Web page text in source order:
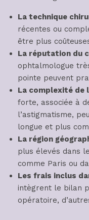
La technique
récentes ou
être plus
La réputation du
ophtalmologue
pointe peuvent
La complexité de
forte, associée à
l’astigmatisme,
longue et plus
La région
plus élevés dans
comme Paris ou
Les frais inclus
intègrent le bilan
opératoire,